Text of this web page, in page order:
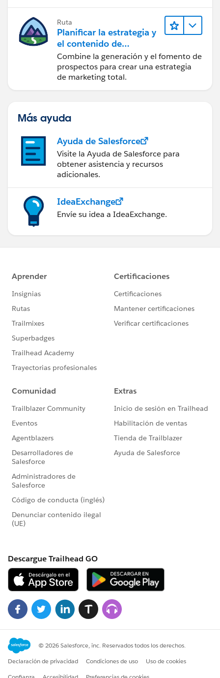
Ruta
Planificar la estrategia y
el contenido de
marketing con
Marketing Cloud
Account Engagement
Combine la generación y el fomento de
prospectos para crear una estrategia
de marketing total.
Más ayuda
Ayuda de Salesforce
Visite la Ayuda de Salesforce para
obtener asistencia y recursos
adicionales.
IdeaExchange
Envíe su idea a IdeaExchange.